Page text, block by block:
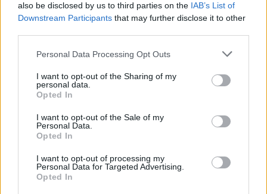
also be disclosed by us to third parties on the IAB’s List of
Downstream Participants that may further disclose it to other
Personal Data Processing Opt Outs
I want to opt-out of the Sharing of my
personal data.
Opted In
I want to opt-out of the Sale of my
Personal Data.
Opted In
I want to opt-out of processing my
Personal Data for Targeted Advertising.
Opted In